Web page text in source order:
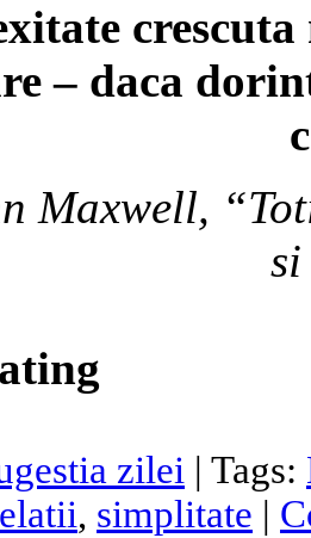
– daca
Maxwell,
zilei | Tags:
, simplitate |